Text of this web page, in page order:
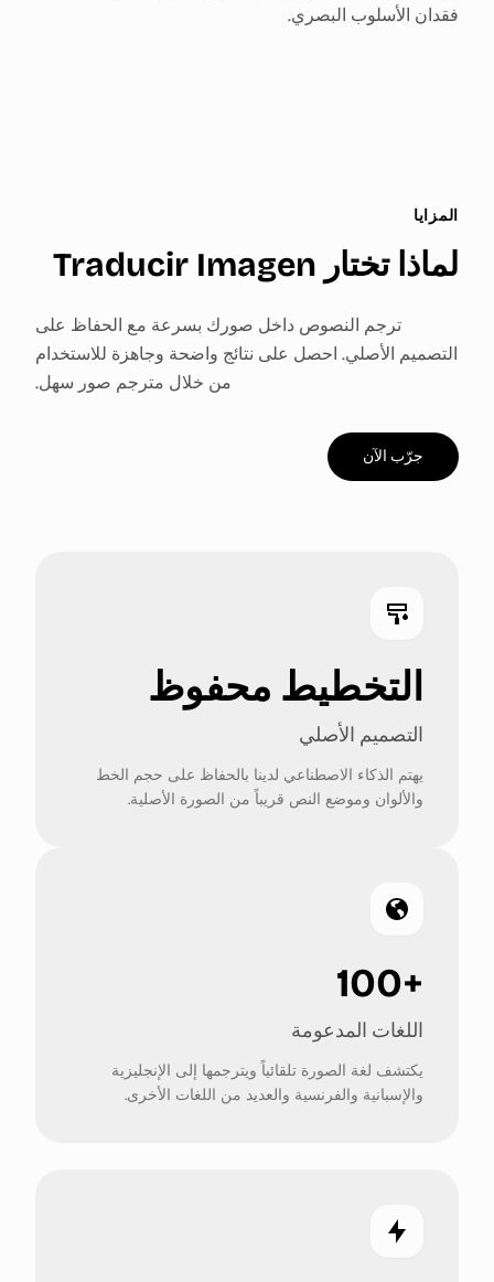
فقدان الأسلوب البصري.
المزايا
لماذا تختار Traducir Imagen
ترجم النصوص داخل صورك بسرعة مع الحفاظ على
التصميم الأصلي. احصل على نتائج واضحة وجاهزة للاستخدام
من خلال مترجم صور سهل.
جرّب الآن
التخطيط محفوظ
التصميم الأصلي
يهتم الذكاء الاصطناعي لدينا بالحفاظ على حجم الخط
والألوان وموضع النص قريباً من الصورة الأصلية.
+100
اللغات المدعومة
يكتشف لغة الصورة تلقائياً ويترجمها إلى الإنجليزية
والإسبانية والفرنسية والعديد من اللغات الأخرى.